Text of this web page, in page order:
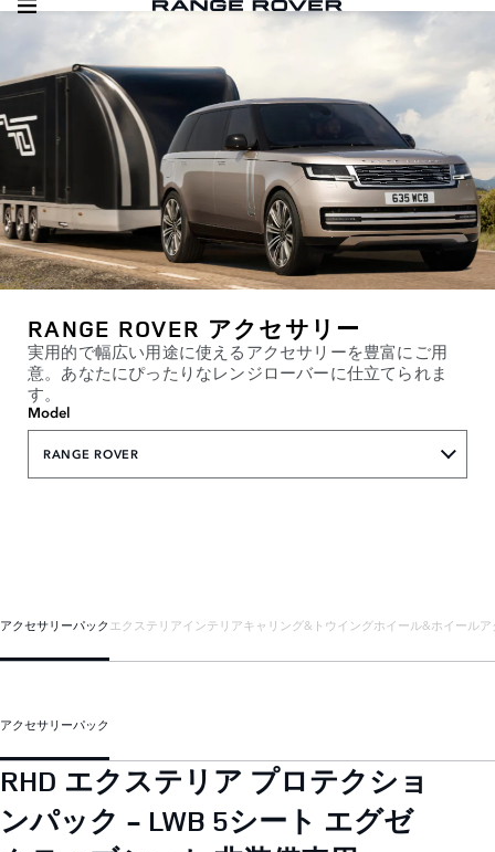
RANGE ROVER アクセサリー
実用的で幅広い用途に使えるアクセサリーを豊富にご用
意。あなたにぴったりなレンジローバーに仕立てられま
す。
Model
RANGE ROVER
アクセサリーパックエクステリアインテリアキャリング&トウイングホイール&ホイール
アクセサリーパック
RHD エクステリア プロテクショ
ンパック - LWB 5シート エグゼ